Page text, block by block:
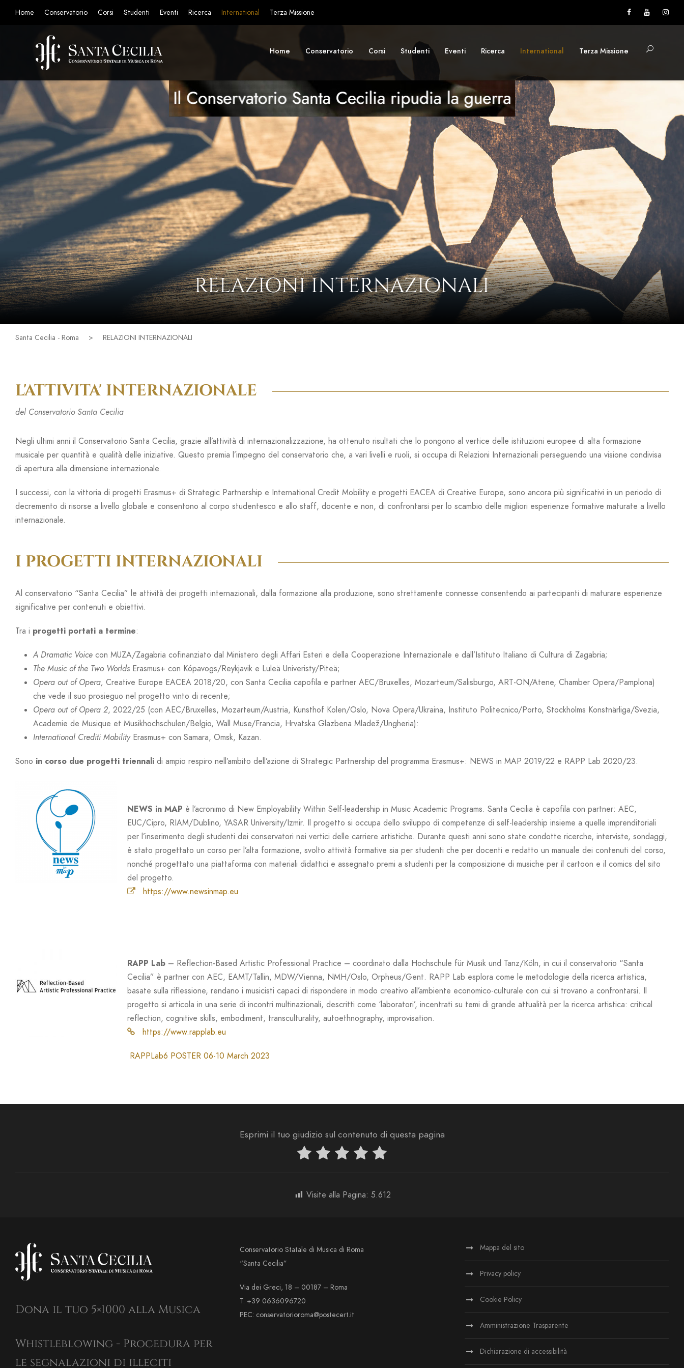
Home Conservatorio Corsi Studenti Eventi Ricerca International Terza Missione
Home Conservatorio Corsi Studenti Eventi Ricerca International Terza Missione
RELAZIONI INTERNAZIONALI
Santa Cecilia - Roma > RELAZIONI INTERNAZIONALI
L'ATTIVITA' INTERNAZIONALE
del Conservatorio Santa Cecilia
Negli ultimi anni il Conservatorio Santa Cecilia, grazie all’attività di internazionalizzazione, ha ottenuto risultati che lo pongono al vertice delle istituzioni europee di alta formazione
musicale per quantità e qualità delle iniziative. Questo premia l’impegno del conservatorio che, a vari livelli e ruoli, si occupa di Relazioni Internazionali perseguendo una visione condivisa
di apertura alla dimensione internazionale.
I successi, con la vittoria di progetti Erasmus+ di Strategic Partnership e International Credit Mobility e progetti EACEA di Creative Europe, sono ancora più significativi in un periodo di
decremento di risorse a livello globale e consentono al corpo studentesco e allo staff, docente e non, di confrontarsi per lo scambio delle migliori esperienze formative maturate a livello
internazionale.
I PROGETTI INTERNAZIONALI
Al conservatorio “Santa Cecilia” le attività dei progetti internazionali, dalla formazione alla produzione, sono strettamente connesse consentendo ai partecipanti di maturare esperienze
significative per contenuti e obiettivi.
Tra i progetti portati a termine:
A Dramatic Voice con MUZA/Zagabria cofinanziato dal Ministero degli Affari Esteri e della Cooperazione Internazionale e dall’Istituto Italiano di Cultura di Zagabria;
The Music of the Two WorldsErasmus+ con Kópavogs/Reykjavik e Luleä Univeristy/Piteä;
Opera out of Opera, Creative Europe EACEA 2018/20, con Santa Cecilia capofila e partner AEC/Bruxelles, Mozarteum/Salisburgo, ART-ON/Atene, Chamber Opera/Pamplona)
che vede il suo prosieguo nel progetto vinto di recente;
Opera out of Opera 2, 2022/25 (con AEC/Bruxelles, Mozarteum/Austria, Kunsthof Kolen/Oslo, Nova Opera/Ukraina, Instituto Politecnico/Porto, Stockholms Konstnärliga/Svezia,
Academie de Musique et Musikhochschulen/Belgio, Wall Muse/Francia, Hrvatska Glazbena Mladež/Ungheria):
International Crediti MobilityErasmus+ con Samara, Omsk, Kazan.
Sono in corso due progetti triennali di ampio respiro nell’ambito dell’azione di Strategic Partnership del programma Erasmus+: NEWS in MAP 2019/22 e RAPP Lab 2020/23.
NEWS in MAP è l’acronimo di New Employability Within Self-leadership in Music Academic Programs. Santa Cecilia è capofila con partner: AEC,
EUC/Cipro, RIAM/Dublino, YASAR University/Izmir. Il progetto si occupa dello sviluppo di competenze di self-leadership insieme a quelle imprenditoriali
per l’inserimento degli studenti dei conservatori nei vertici delle carriere artistiche. Durante questi anni sono state condotte ricerche, interviste, sondaggi,
è stato progettato un corso per l’alta formazione, svolto attività formative sia per studenti che per docenti e redatto un manuale dei contenuti del corso,
nonché progettato una piattaforma con materiali didattici e assegnato premi a studenti per la composizione di musiche per il cartoon e il comics del sito
del progetto.
https://www.newsinmap.eu
RAPP Lab – Reflection-Based Artistic Professional Practice – coordinato dalla Hochschule für Musik und Tanz/Köln, in cui il conservatorio “Santa
Cecilia” è partner con AEC, EAMT/Tallin, MDW/Vienna, NMH/Oslo, Orpheus/Gent. RAPP Lab esplora come le metodologie della ricerca artistica,
basate sulla riflessione, rendano i musicisti capaci di rispondere in modo creativo all’ambiente economico-culturale con cui si trovano a confrontarsi. Il
progetto si articola in una serie di incontri multinazionali, descritti come ‘laboratori’, incentrati su temi di grande attualità per la ricerca artistica: critical
reflection, cognitive skills, embodiment, transculturality, autoethnography, improvisation.
https://www.rapplab.eu
RAPPLab6 POSTER 06-10 March 2023
Esprimi il tuo giudizio sul contenuto di questa pagina
Visite alla Pagina: 5.612
Dona il tuo 5×1000 alla Musica
Whistleblowing - Procedura per
le segnalazioni di illeciti
Conservatorio Statale di Musica di Roma
“Santa Cecilia”
Via dei Greci, 18 – 00187 – Roma
T. +39 0636096720
PEC: conservatorioroma@postecert.it
Mappa del sito
Privacy policy
Cookie Policy
Amministrazione Trasparente
Dichiarazione di accessibilità